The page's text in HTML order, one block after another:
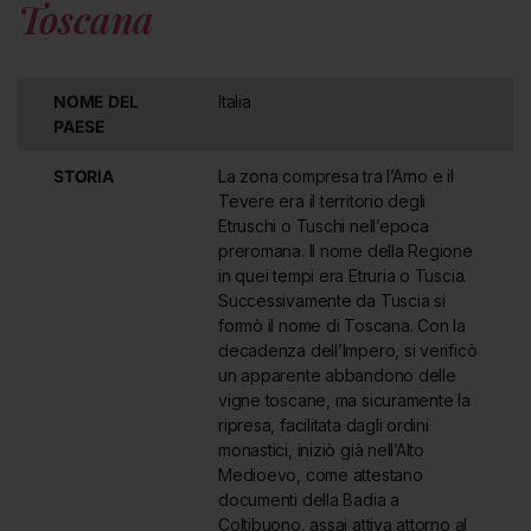
noto per le sue viti di
Grossetana è rinomata per i suoi rossi di fama internazionale e
TOSCANE
I vini toscani si caratterizzano per la loro intensità, struttura e
calore, risultando perfetti per accompagnare le prelibatezze del
territorio, in particolare le carni. I bianchi, prevalentemente a base
, dalla Lunigiana alla Maremma, si dimostrano
versatili e adattabili sia a piatti di terra che di mare. Tra le
specialità marine spiccano i gustosibrodetti di pesce, il
, leacciughe fritte, ilbaccalà alla
fritture miste . I rossi più strutturati e i
freschi vini da ogni giorno trovano perfetto abbinamento nelle
tipiche come laribollita, lapanzanella
. Anche i tradizionalicrostini con fegatini
si sposano bene con bianchi corposi o rossi giovani, non
Toscana
NOME DEL
PAESE
Italia
STORIA
La zona compresa tra l’Arno e il
Tevere era il territorio degli
Etruschi o Tuschi nell’epoca
preromana. Il nome della Regione
in quei tempi era Etruria o Tuscia.
Successivamente da Tuscia si
formò il nome di Toscana. Con la
decadenza dell’Impero, si verificò
un apparente abbandono delle
vigne toscane, ma sicuramente la
ripresa, facilitata dagli ordini
monastici, iniziò già nell’Alto
Medioevo, come attestano
documenti della Badia a
Coltibuono, assai attiva attorno al